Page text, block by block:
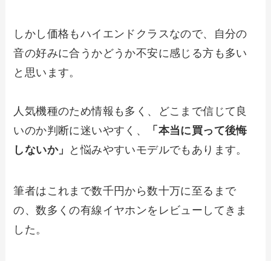
しかし価格もハイエンドクラスなので、自分の
音の好みに合うかどうか不安に感じる方も多い
と思います。
人気機種のため情報も多く、どこまで信じて良
いのか判断に迷いやすく、
「本当に買って後悔
しないか」
と悩みやすいモデルでもあります。
筆者はこれまで数千円から数十万に至るまで
の、数多くの有線イヤホンをレビューしてきま
した。